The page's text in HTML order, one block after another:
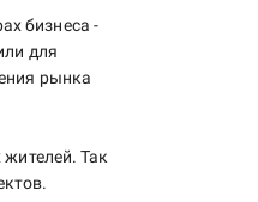
бизнеса -
для
рынка
Так